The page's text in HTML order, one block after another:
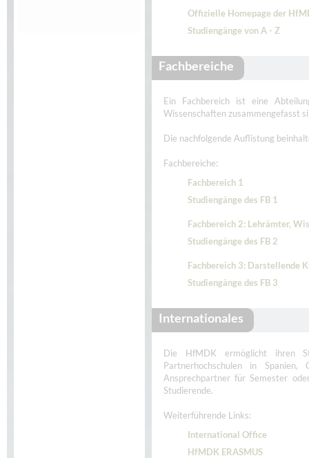
Offizielle Homepage der
Studiengänge von A - Z
Fachbereiche
Ein Fachbereich ist eine
Wissenschaften zusammengefasst
Die nachfolgende Auflistung
Fachbereiche:
Fachbereich 1
Studiengänge des FB 1
Fachbereich 2: Lehrämter,
Studiengänge des FB 2
Fachbereich 3: Darstellende
Studiengänge des FB 3
Internationales
Die HfMDK ermöglicht ihren
Partnerhochschulen in
Ansprechpartner für Semester
Studierende.
Weiterführende Links:
International Office
HfMDK ERASMUS